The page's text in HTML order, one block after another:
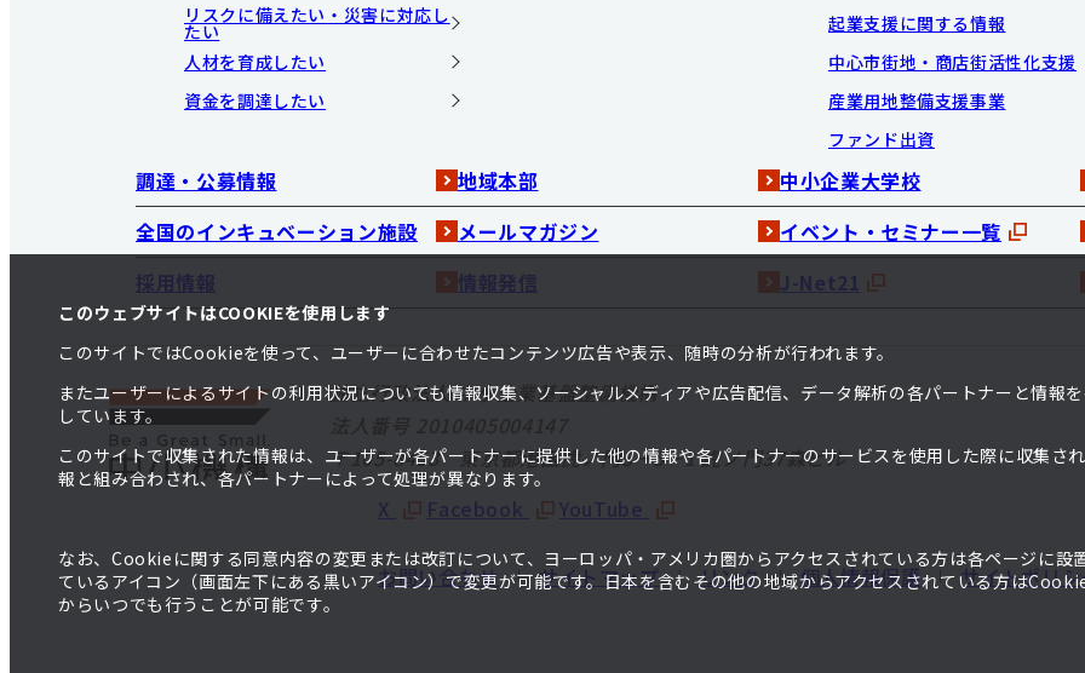
このウェブサイトはCOOKIEを使用します
このサイトではCookieを使って、ユーザーに合わせたコンテンツ広告や表示、随時の分析が行われます。
またユーザーによるサイトの利用状況についても情報収集、ソーシャルメディアや広告配信、データ解析の各パートナーと情報
しています。
このサイトで収集された情報は、ユーザーが各パートナーに提供した他の情報や各パートナーのサービスを使用した際に収集さ
報と組み合わされ、各パートナーによって処理が異なります。
なお、Cookieに関する同意内容の変更または改訂について、ヨーロッパ・アメリカ圏からアクセスされている方は各ページに設
ているアイコン（画面左下にある黒いアイコン）で変更が可能です。日本を含むその他の地域からアクセスされている方は
からいつでも行うことが可能です。
リスクに備えたい・災害に対応し
たい
人材を育成したい
資金を調達したい
起業支援に関する情報
中心市街地・商店街活性化支援
産業用地整備支援事業
ファンド出資
調達・公募情報 地域本部 中小企業大学校
全国のインキュベーション施設
メールマガジン イベント・セミナー一覧
採用情報
情報発信 J-Net21
独立行政法人 中小企業基盤整備機構
〒105-8453 東京都港区虎ノ門3－5－1虎ノ門37森ビル
X
Facebook YouTube
お問い合わせ サイトマップ リンク 個人情報保護 サイトポリ